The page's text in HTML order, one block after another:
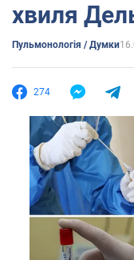
хвиля
Пульмонологія / Думки
274